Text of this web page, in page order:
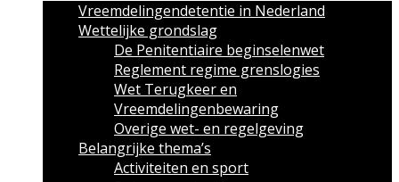
Vreemdelingendetentie in Nederland
Wettelijke grondslag
De Penitentiaire beginselenwet
Reglement regime grenslogies
Wet Terugkeer en
Vreemdelingenbewaring
Overige wet- en regelgeving
Belangrijke thema’s
Activiteiten en sport